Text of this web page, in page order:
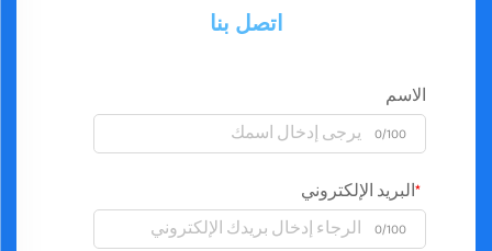
اتصل بنا
الاسم
0/100
البريد الإلكتروني
0/100